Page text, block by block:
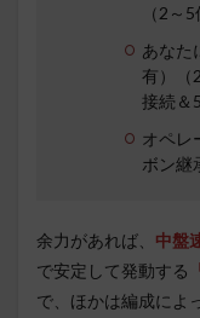
（2～
あなた
有）（
接続＆
オペレ
ボン継
余力があれば、 中盤
で安定して発動する
で、ほかは編成によ